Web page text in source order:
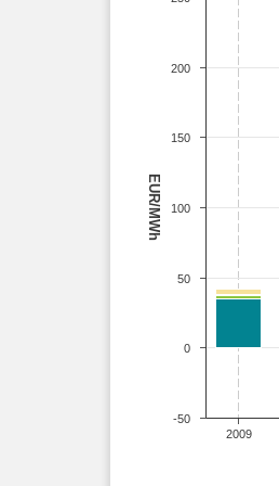
EUR/MWh
2009
-50
0
50
100
150
200